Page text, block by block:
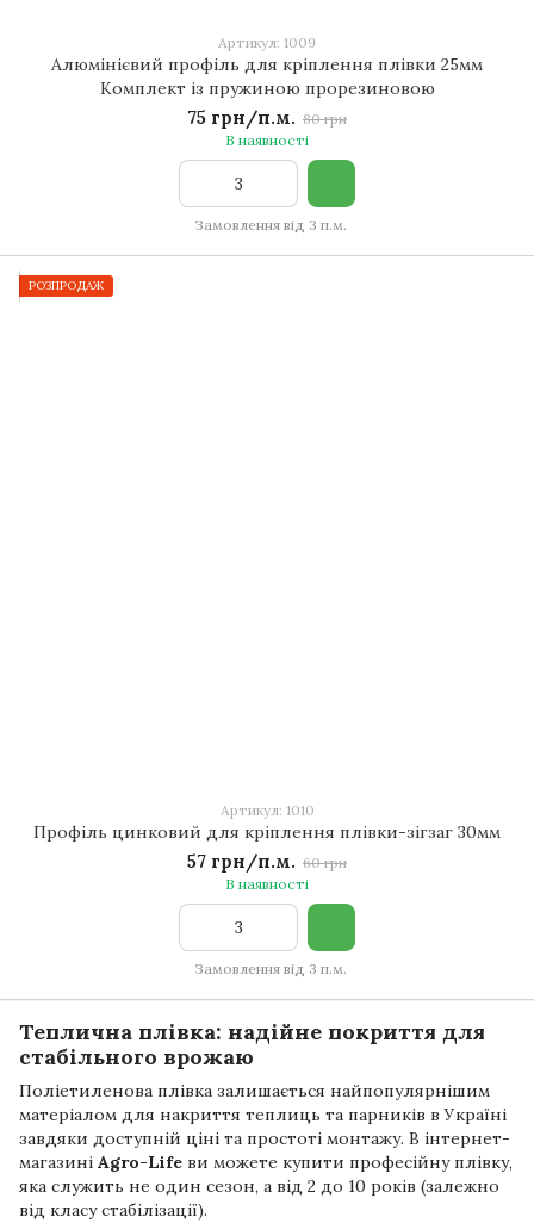
Артикул: 1009
Алюмінієвий профіль для кріплення плівки 25мм
Комплект із пружиною прорезиновою
75 грн/п.м. 80 грн
В наявності
Замовлення від 3 п.м.
РОЗПРОДАЖ
Артикул: 1010
Профіль цинковий для кріплення плівки-зігзаг 30мм
57 грн/п.м. 60 грн
В наявності
Замовлення від 3 п.м.
Теплична плівка: надійне покриття для
стабільного врожаю
Поліетиленова плівка залишається найпопулярнішим
матеріалом для накриття теплиць та парників в Україні
завдяки доступній ціні та простоті монтажу. В інтернет-
магазині Agro-Life ви можете купити професійну плівку,
яка служить не один сезон, а від 2 до 10 років (залежно
від класу стабілізації).